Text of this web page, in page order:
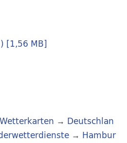
[1,56 MB]
→ Deutschlan
→ Hambur